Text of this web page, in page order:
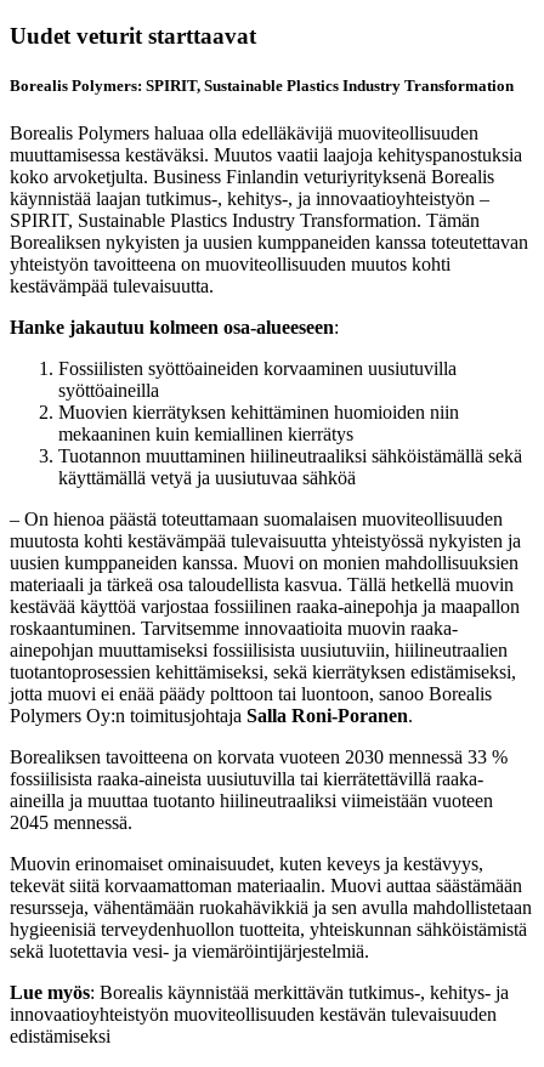
Uudet veturit starttaavat
Borealis Polymers: SPIRIT, Sustainable Plastics Industry Transformation
Borealis Polymers haluaa olla edelläkävijä muoviteollisuuden
muuttamisessa kestäväksi. Muutos vaatii laajoja kehityspanostuksia
koko arvoketjulta. Business Finlandin veturiyrityksenä Borealis
käynnistää laajan tutkimus-, kehitys-, ja innovaatioyhteistyön –
SPIRIT, Sustainable Plastics Industry Transformation. Tämän
Borealiksen nykyisten ja uusien kumppaneiden kanssa toteutettavan
yhteistyön tavoitteena on muoviteollisuuden muutos kohti
kestävämpää tulevaisuutta.
Hanke jakautuu kolmeen osa-alueeseen:
Fossiilisten syöttöaineiden korvaaminen uusiutuvilla
syöttöaineilla
Muovien kierrätyksen kehittäminen huomioiden niin
mekaaninen kuin kemiallinen kierrätys
Tuotannon muuttaminen hiilineutraaliksi sähköistämällä sekä
käyttämällä vetyä ja uusiutuvaa sähköä
– On hienoa päästä toteuttamaan suomalaisen muoviteollisuuden
muutosta kohti kestävämpää tulevaisuutta yhteistyössä nykyisten ja
uusien kumppaneiden kanssa. Muovi on monien mahdollisuuksien
materiaali ja tärkeä osa taloudellista kasvua. Tällä hetkellä muovin
kestävää käyttöä varjostaa fossiilinen raaka-ainepohja ja maapallon
roskaantuminen. Tarvitsemme innovaatioita muovin raaka-
ainepohjan muuttamiseksi fossiilisista uusiutuviin, hiilineutraalien
tuotantoprosessien kehittämiseksi, sekä kierrätyksen edistämiseksi,
jotta muovi ei enää päädy polttoon tai luontoon, sanoo Borealis
Polymers Oy:n toimitusjohtaja Salla Roni-Poranen.
Borealiksen tavoitteena on korvata vuoteen 2030 mennessä 33 %
fossiilisista raaka-aineista uusiutuvilla tai kierrätettävillä raaka-
aineilla ja muuttaa tuotanto hiilineutraaliksi viimeistään vuoteen
2045 mennessä.
Muovin erinomaiset ominaisuudet, kuten keveys ja kestävyys,
tekevät siitä korvaamattoman materiaalin. Muovi auttaa säästämään
resursseja, vähentämään ruokahävikkiä ja sen avulla mahdollistetaan
hygieenisiä terveydenhuollon tuotteita, yhteiskunnan sähköistämistä
sekä luotettavia vesi- ja viemäröintijärjestelmiä.
Lue myös: Borealis käynnistää merkittävän tutkimus-, kehitys- ja
innovaatioyhteistyön muoviteollisuuden kestävän tulevaisuuden
edistämiseksi